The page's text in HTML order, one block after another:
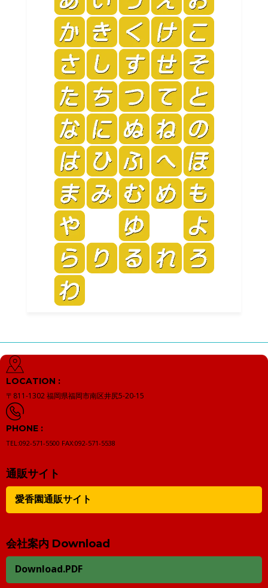
LOCATION :
〒811-1302福岡県福岡市南区井尻5-20-15
PHONE :
TEL:092-571-5500 FAX:092-571-5538
通販サイト
愛香園通販サイト
会社案内 Download
Download.PDF